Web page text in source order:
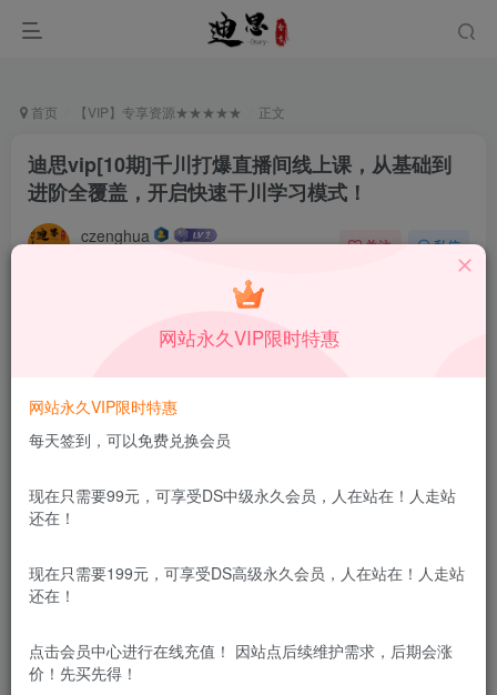
首页 【VIP】专享资源★★★★★ 正文
迪思vip[10期]千川打爆直播间线上课，从基础到
进阶全覆盖，开启快速干川学习模式！
czenghua 关注 私信
此内容为付费资源，请付费后查看
￥ 3.23
立即购买
更新及时
极速下载 安全绿色 网盘下载
本站所有内容来自互联网收集，仅供学习和交流，请勿用于商业
用途。如有侵权、不妥之处，请第一时间联系我们删除！Q群：
网站永久VIP限时特惠
网站永久VIP限时特惠
每天签到，可以免费兑换会员
现在只需要99元，可享受DS中级永久会员，人在站在！人走站
还在！
现在只需要199元，可享受DS高级永久会员，人在站在！人走站
还在！
点击会员中心进行在线充值！ 因站点后续维护需求，后期会涨
价！先买先得！